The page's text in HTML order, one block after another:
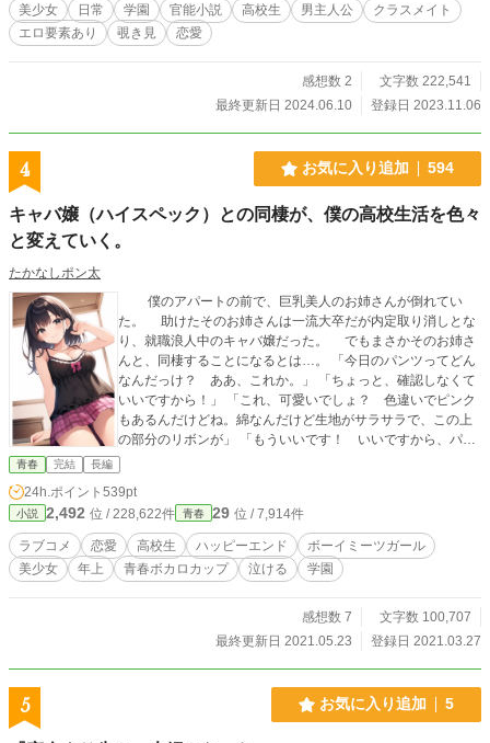
美少女 日常 学園 官能小説 高校生 男主人公
クラスメイト
エロ要素あり
覗き見 恋愛
感想数 2
文字数 222,541
最終更新日 2024.06.10
登録日 2023.11.06
4 お気に入り追加 594
キャバ嬢（ハイスペック）との同棲が、僕の高校生活を色々
と変えていく。
たかなしポン太
僕のアパートの前で、巨乳美人のお姉さんが倒れてい
た。 助けたそのお姉さんは一流大卒だが内定取り消しとな
り、就職浪人中のキャバ嬢だった。 でもまさかそのお姉さ
んと、同棲することになるとは…。 「今日のパンツってどん
なんだっけ？ ああ、これか。」 「ちょっと、確認しなくて
いいですから！」 「これ、可愛いでしょ？ 色違いでピンク
もあるんだけどね。綿なんだけど生地がサラサラで、この上
の部分のリボンが」 「もういいです！ いいですから、パン
ツの説明は！」 天然高学歴キャバ嬢と、心優しいDT高
校生。 異色の2人が繰り広げる、水色パンツから始まる日
常系ラブコメディー！ ※小説家になろうとカクヨムにも同時
掲載中です。 ※本作品はフィクションであり、実在の人物や
団体、製品とは一切関係ありません。
青春 完結 長編
24h.ポイント 539pt
小説 2,492 位 / 228,622件 青春 29 位 / 7,914件
ラブコメ 恋愛 高校生 ハッピーエンド
ボーイミーツガール
美少女
年上 青春ボカロカップ 泣ける 学園
感想数 7
文字数 100,707
最終更新日 2021.05.23
登録日 2021.03.27
5 お気に入り追加 5